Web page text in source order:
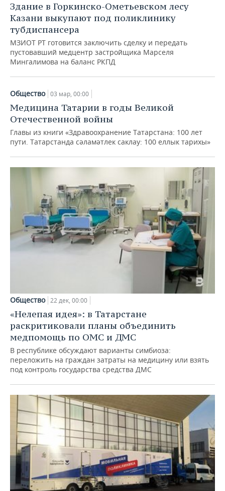
Здание в Горкинско-Ометьевском лесу
Казани выкупают под поликлинику
тубдиспансера
МЗИОТ РТ готовится заключить сделку и передать
пустовавший медцентр застройщика Марселя
Мингалимова на баланс РКПД
Общество 03 мар, 00:00
Медицина Татарии в годы Великой
Отечественной войны
Главы из книги «Здравоохранение Татарстана: 100 лет
пути. Татарстанда сәламәтлек саклау: 100 еллык тарихы»
Общество 22 дек, 00:00
«Нелепая идея»: в Татарстане
раскритиковали планы объединить
медпомощь по ОМС и ДМС
В республике обсуждают варианты симбиоза:
переложить на граждан затраты на медицину или взять
под контроль государства средства ДМС